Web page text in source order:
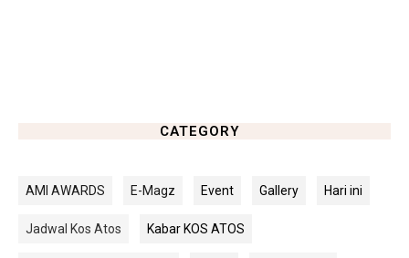
CATEGORY
AMI AWARDS E-Magz Event Gallery Hari ini
Jadwal Kos Atos Kabar KOS ATOS